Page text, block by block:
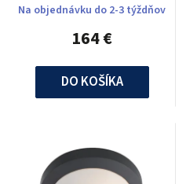
Na objednávku do 2-3 týždňov
164 €
DO KOŠÍKA